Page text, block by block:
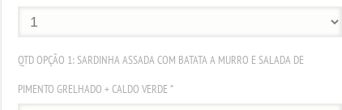
QTD OPÇÃO 1: SARDINHA ASSADA COM BATATA A MURRO E SALADA DE
PIMENTO GRELHADO + CALDO VERDE *